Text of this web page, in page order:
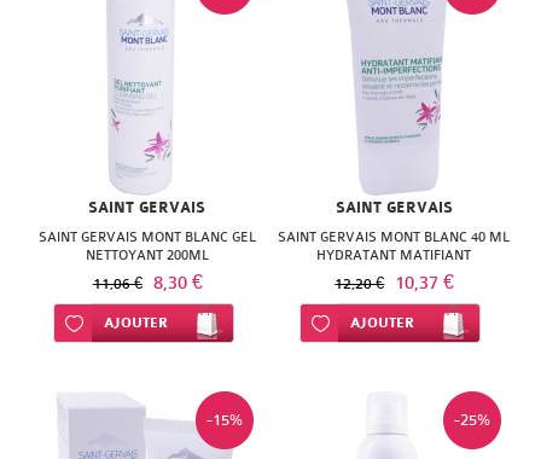
SAINT GERVAIS
SAINT GERVAIS MONT BLANC GEL
NETTOYANT 200ML
11,06 € 8,30 €
Ajouter à ma liste d’envie
AJOUTER
SAINT GERVAIS
SAINT GERVAIS MONT BLANC 40 ML
HYDRATANT MATIFIANT
12,20 € 10,37 €
Ajouter à ma liste d’envie
AJOUTER
-15% -25%